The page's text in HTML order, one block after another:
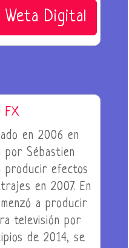
Digital
FX
en 2006 en
por Sébastien
producir efectos
en 2007. En
a producir
televisión por
de 2014, se